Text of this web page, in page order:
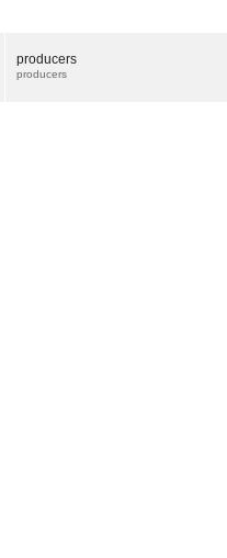
producers
producers